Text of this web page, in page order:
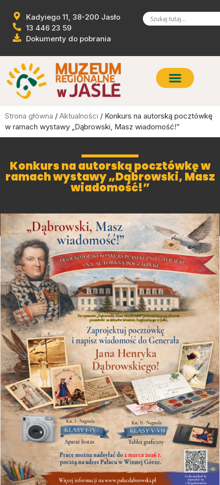
Kadyiego 11, 38-200 Jasło
13 446 23 59
Dokumenty do pobrania
Strona główna / Aktualności / Konkurs na autorską pocztówkę
w ramach wystawy „Dąbrowski, Masz wiadomość!”
Konkurs na autorską pocztówkę w
ramach wystawy „Dąbrowski, Masz
wiadomość!”